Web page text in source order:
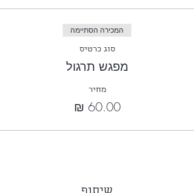
המכירה הסתיימה
סוג כרטיס
מפגש תרגול
מחיר
‏60.00 ‏₪